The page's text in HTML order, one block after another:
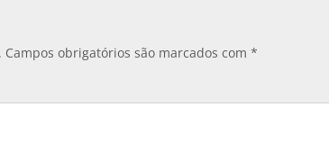
Campos obrigatórios são marcados com *